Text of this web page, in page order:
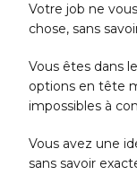
Votre job ne
chose, sans
Vous êtes dans
options en tête
impossibles à
Vous avez une
sans savoir